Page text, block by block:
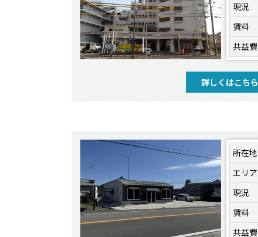
現況
賃料
共益費
詳しくはこちら
所在地
エリア
現況
賃料
共益費